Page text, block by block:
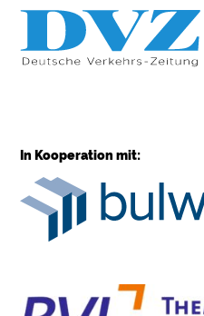
In Kooperation mit: